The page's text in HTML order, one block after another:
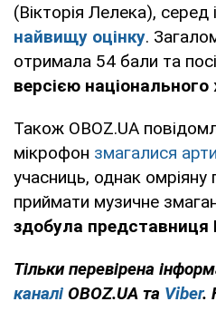
(Вікторія Лелека), серед
найвищу оцінку.
отримала 54 бали та
версією національного
Також OBOZ.UA
мікрофон змагалися
учасниць, однак омріяну
приймати музичне
здобула представниця
Тільки перевірена
каналі OBOZ.UA та Viber.